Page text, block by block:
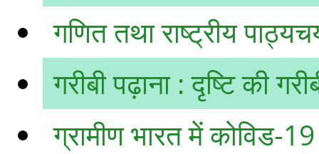
गणित तथा राष्ट्रीय
गरीबी पढ़ाना : दृष्टि की
ग्रामीण भारत में कोविड-19